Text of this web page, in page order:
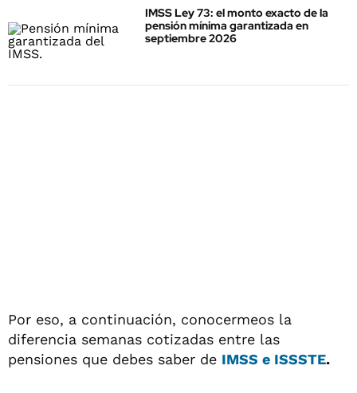
IMSS Ley 73: el monto exacto de la
pensión mínima garantizada en
septiembre 2026
Por eso, a continuación, conocermeos la
diferencia semanas cotizadas entre las
pensiones que debes saber de IMSS e ISSSTE.